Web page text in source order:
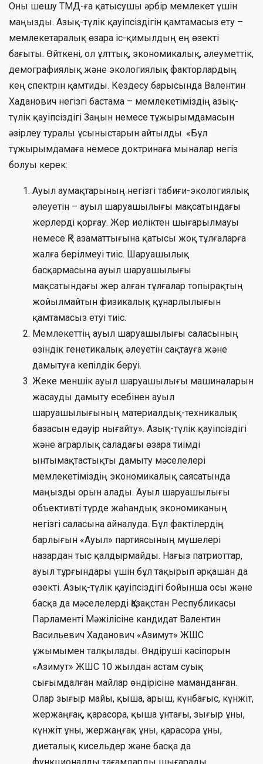
Оны шешу ТМД-ға қатысушы әрбір мемлекет үшін
маңызды. Азық-түлік қауіпсіздігін қамтамасыз ету –
мемлекетаралық өзара іс-қимылдың ең өзекті
бағыты. Өйткені, ол ұлттық, экономикалық, әлеуметтік,
демографиялық және экологиялық факторлардың
кең спектрін қамтиды. Кездесу барысында Валентин
Хаданович негізгі бастама – мемлекетіміздің азық-
түлік қауіпсіздігі Заңын немесе тұжырымдамасын
әзірлеу туралы ұсыныстарын айтылды. «Бұл
тұжырымдамаға немесе доктринаға мыналар негіз
болуы керек:
Ауыл аумақтарының негізгі табиғи-экологиялық
әлеуетін – ауыл шаруашылығы мақсатындағы
жерлерді қорғау. Жер иеліктен шығарылмауы
немесе ҚР азаматтығына қатысы жоқ тұлғаларға
жалға берілмеуі тиіс. Шаруашылық
басқармасына ауыл шаруашылығы
мақсатындағы жер алған тұлғалар топырақтың
жойылмайтын физикалық құнарлылығын
қамтамасыз етуі тиіс.
Мемлекеттің ауыл шаруашылығы саласының
өзіндік генетикалық әлеуетін сақтауға және
дамытуға кепілдік беруі.
Жеке меншік ауыл шаруашылығы машиналарын
жасауды дамыту есебінен ауыл
шаруашылығының материалдық-техникалық
базасын едәуір нығайту». Азық-түлік қауіпсіздігі
және аграрлық саладағы өзара тиімді
ынтымақтастықты дамыту мәселелері
мемлекетіміздің экономикалық саясатында
маңызды орын алады. Ауыл шаруашылығы
объективті түрде жаһандық экономиканың
негізгі саласына айналуда. Бұл фактілердің
барлығын «Ауыл» партиясының мүшелері
назардан тыс қалдырмайды. Нағыз патриоттар,
ауыл тұрғындары үшін бұл тақырып әрқашан да
өзекті. Азық-түлік қауіпсіздігі бойынша осы және
басқа да мәселелерді Қазақстан Республикасы
Парламенті Мәжілісіне кандидат Валентин
Васильевич Хаданович «Азимут» ЖШС
ұжымымен талқылады. Өндіруші кәсіпорын
«Азимут» ЖШС 10 жылдан астам суық
сығымдалған майлар өндірісіне маманданған.
Олар зығыр майы, қыша, арыш, күнбағыс, күнжіт,
жержаңғақ, қарасора, қыша ұнтағы, зығыр ұны,
күнжіт ұны, жержаңғақ ұны, қарасора ұны,
диеталық кисельдер және басқа да